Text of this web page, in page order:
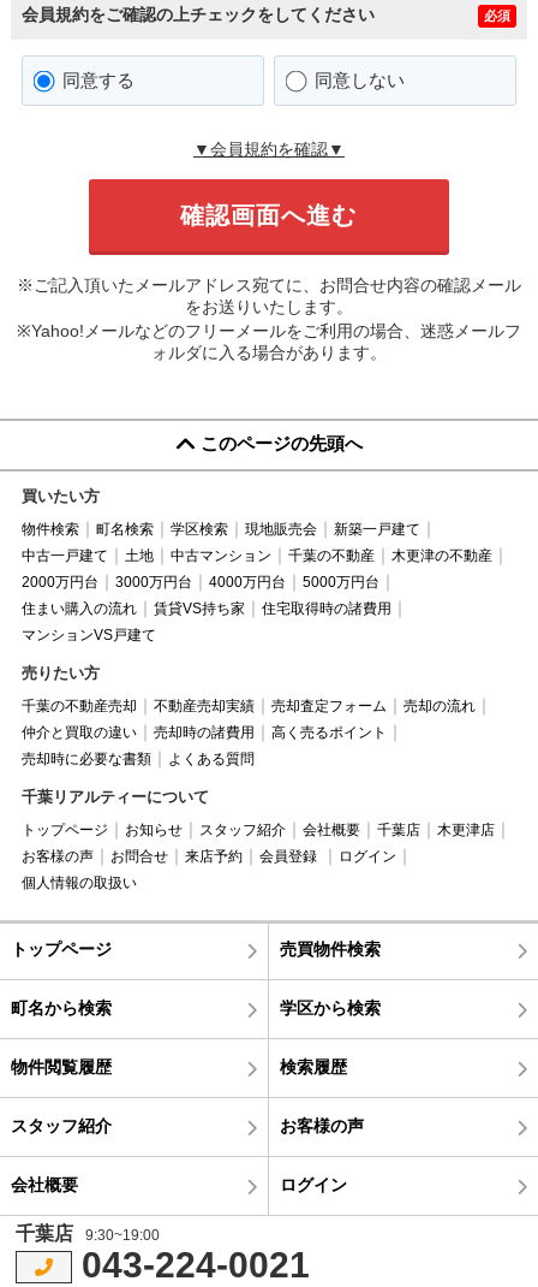
会員規約をご確認の上チェックをしてください 必須
同意する 同意しない
▼会員規約を確認▼
※ご記入頂いたメールアドレス宛てに、お問合せ内容の確認メール
をお送りいたします。
※Yahoo!メールなどのフリーメールをご利用の場合、迷惑メールフ
ォルダに入る場合があります。
このページの先頭へ
買いたい方
物件検索 町名検索 学区検索 現地販売会
新築一戸建て
中古一戸建て
土地 中古マンション 千葉の不動産
木更津の不動産
2000万円台
3000万円台 4000万円台
5000万円台
住まい購入の流れ
賃貸VS持ち家
住宅取得時の諸費用
マンションVS戸建て
売りたい方
千葉の不動産売却 不動産売却実績 売却査定フォーム
売却の流れ
仲介と買取の違い
売却時の諸費用
高く売るポイント
売却時に必要な書類
よくある質問
千葉リアルティーについて
トップページ お知らせ スタッフ紹介 会社概要 千葉店
木更津店
お客様の声
お問合せ 来店予約 会員登録
ログイン
個人情報の取扱い
トップページ 売買物件検索
町名から検索 学区から検索
物件閲覧履歴 検索履歴
スタッフ紹介 お客様の声
会社概要 ログイン
千葉店 9:30~19:00
043-224-0021